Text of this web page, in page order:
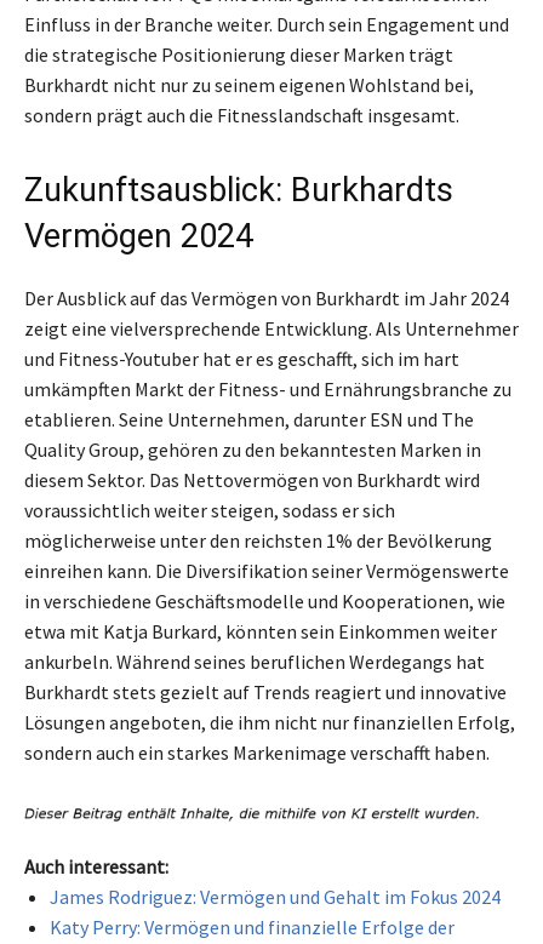
Einfluss in der Branche weiter. Durch sein Engagement und
die strategische Positionierung dieser Marken trägt
Burkhardt nicht nur zu seinem eigenen Wohlstand bei,
sondern prägt auch die Fitnesslandschaft insgesamt.
Zukunftsausblick: Burkhardts
Vermögen 2024
Der Ausblick auf das Vermögen von Burkhardt im Jahr 2024
zeigt eine vielversprechende Entwicklung. Als Unternehmer
und Fitness-Youtuber hat er es geschafft, sich im hart
umkämpften Markt der Fitness- und Ernährungsbranche zu
etablieren. Seine Unternehmen, darunter ESN und The
Quality Group, gehören zu den bekanntesten Marken in
diesem Sektor. Das Nettovermögen von Burkhardt wird
voraussichtlich weiter steigen, sodass er sich
möglicherweise unter den reichsten 1% der Bevölkerung
einreihen kann. Die Diversifikation seiner Vermögenswerte
in verschiedene Geschäftsmodelle und Kooperationen, wie
etwa mit Katja Burkard, könnten sein Einkommen weiter
ankurbeln. Während seines beruflichen Werdegangs hat
Burkhardt stets gezielt auf Trends reagiert und innovative
Lösungen angeboten, die ihm nicht nur finanziellen Erfolg,
sondern auch ein starkes Markenimage verschafft haben.
Auch interessant:
James Rodriguez: Vermögen und Gehalt im Fokus 2024
Katy Perry: Vermögen und finanzielle Erfolge der